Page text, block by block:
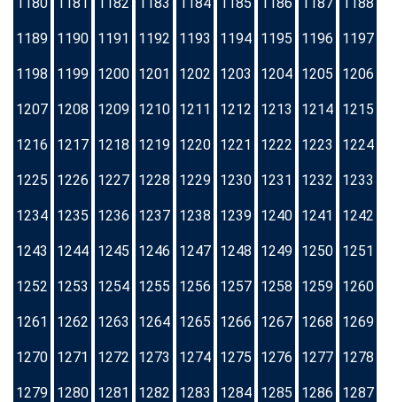
1189 1190 1191 1192 1193 1194 1195 1196 1197
1198 1199 1200 1201 1202 1203 1204 1205 1206
1207 1208 1209 1210 1211 1212 1213 1214 1215
1216 1217 1218 1219 1220 1221 1222 1223 1224
1225 1226 1227 1228 1229 1230 1231 1232 1233
1234 1235 1236 1237 1238 1239 1240 1241 1242
1243 1244 1245 1246 1247 1248 1249 1250 1251
1252 1253 1254 1255 1256 1257 1258 1259 1260
1261 1262 1263 1264 1265 1266 1267 1268 1269
1270 1271 1272 1273 1274 1275 1276 1277 1278
1279 1280 1281 1282 1283 1284 1285 1286 1287